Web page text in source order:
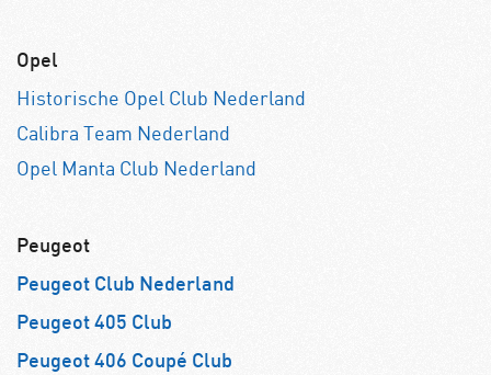
Opel
Historische Opel Club Nederland
Calibra Team Nederland
Opel Manta Club Nederland
Peugeot
Peugeot Club Nederland
Peugeot 405 Club
Peugeot 406 Coupé Club